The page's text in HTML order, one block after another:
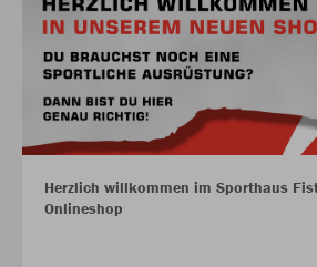
Herzlich willkommen im Sporthaus
Onlineshop